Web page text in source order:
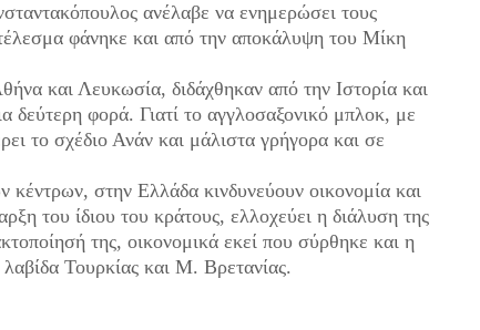
ανέλαβε να ενημερώσει τους
φάνηκε και από την αποκάλυψη του Μίκη
και Λευκωσία, διδάχθηκαν από την Ιστορία και
δεύτερη φορά. Γιατί το αγγλοσαξονικό μπλοκ, με
το σχέδιο Ανάν και μάλιστα γρήγορα και σε
κέντρων, στην Ελλάδα κινδυνεύουν οικονομία και
του ίδιου του κράτους, ελλοχεύει η διάλυση της
της, οικονομικά εκεί που σύρθηκε και η
Τουρκίας και Μ. Βρετανίας.